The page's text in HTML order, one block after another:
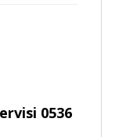
0536